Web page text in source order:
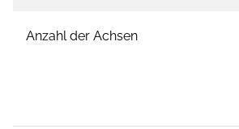
Anzahl der Achsen